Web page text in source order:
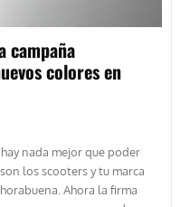
campaña
colores en
nada mejor que poder
los scooters y tu marca
Ahora la firma